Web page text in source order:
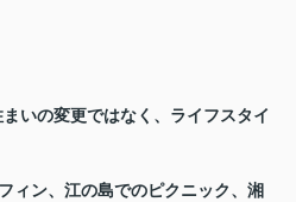
いの変更ではなく、ライフスタイ
ィン、江の島でのピクニック、湘